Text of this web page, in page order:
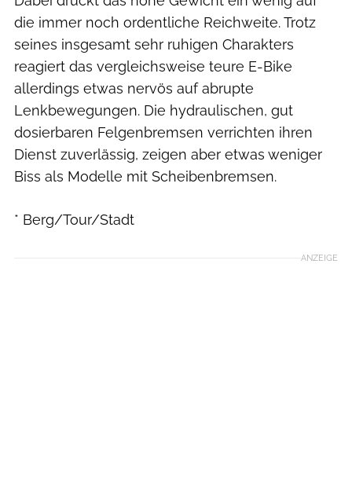
die immer noch ordentliche Reichweite. Trotz
seines insgesamt sehr ruhigen Charakters
reagiert das vergleichsweise teure E-Bike
allerdings etwas nervös auf abrupte
Lenkbewegungen. Die hydraulischen, gut
dosierbaren Felgenbremsen verrichten ihren
Dienst zuverlässig, zeigen aber etwas weniger
Biss als Modelle mit Scheibenbremsen.
* Berg/Tour/Stadt
ANZEIGE